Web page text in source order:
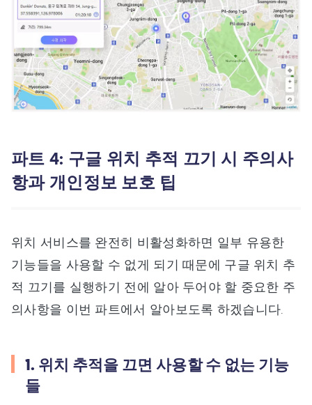
파트 4: 구글 위치 추적 끄기 시 주의사
항과 개인정보 보호 팁
위치 서비스를 완전히 비활성화하면 일부 유용한
기능들을 사용할 수 없게 되기 때문에 구글 위치 추
적 끄기를 실행하기 전에 알아 두어야 할 중요한 주
의사항을 이번 파트에서 알아보도록 하겠습니다.
1. 위치 추적을 끄면 사용할 수 없는 기능
들